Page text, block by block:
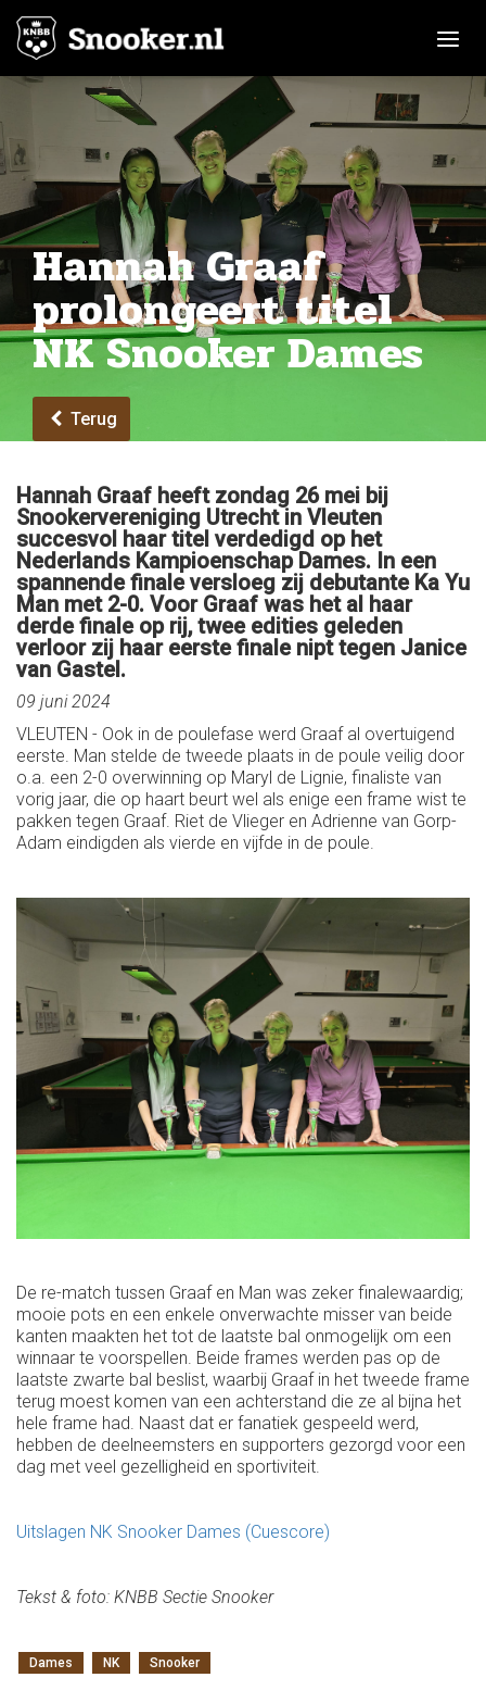
Hannah Graaf
prolongeert titel
NK Snooker Dames
Terug
Hannah Graaf heeft zondag 26 mei bij
Snookervereniging Utrecht in Vleuten
succesvol haar titel verdedigd op het
Nederlands Kampioenschap Dames. In een
spannende finale versloeg zij debutante Ka Yu
Man met 2-0. Voor Graaf was het al haar
derde finale op rij, twee edities geleden
verloor zij haar eerste finale nipt tegen Janice
van Gastel.
09 juni 2024
VLEUTEN - Ook in de poulefase werd Graaf al overtuigend
eerste. Man stelde de tweede plaats in de poule veilig door
o.a. een 2-0 overwinning op Maryl de Lignie, finaliste van
vorig jaar, die op haart beurt wel als enige een frame wist te
pakken tegen Graaf. Riet de Vlieger en Adrienne van Gorp-
Adam eindigden als vierde en vijfde in de poule.
De re-match tussen Graaf en Man was zeker finalewaardig;
mooie pots en een enkele onverwachte misser van beide
kanten maakten het tot de laatste bal onmogelijk om een
winnaar te voorspellen. Beide frames werden pas op de
laatste zwarte bal beslist, waarbij Graaf in het tweede frame
terug moest komen van een achterstand die ze al bijna het
hele frame had. Naast dat er fanatiek gespeeld werd,
hebben de deelneemsters en supporters gezorgd voor een
dag met veel gezelligheid en sportiviteit.
Uitslagen NK Snooker Dames (Cuescore)
Tekst & foto: KNBB Sectie Snooker
Dames NK Snooker